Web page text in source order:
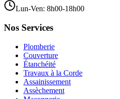
Lun-Ven: 8h00-18h00
Nos Services
Plomberie
Couverture
Étanchéité
Travaux à la Corde
Assainissement
Assèchement